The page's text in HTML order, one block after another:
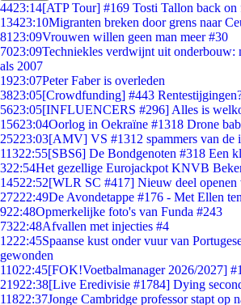
4423:14[ATP Tour] #169 Tosti Tallon back on
13423:10Migranten breken door grens naar
81 23:09Vrouwen willen geen man meer #30
7023:09Techniekles verdwijnt uit onderbouw:
als 2007
1923:07Peter Faber is overleden
3823:05[Crowdfunding] #443
5623:05[INFLUENCERS #296] Alles is
15623:04Oorlog in Oekraïne #1318 Drone
25223:03[AMV] VS #1312 spammers van de
11322:55[SBS6] De Bondgenoten #318 Een
322:54Het gezellige Eurojackpot KNVB
14522:52[WLR SC #417] Nieuw deel openen
27222:49De Avondetappe #176 - Met Ellen
922:48Opmerkelijke foto's van Funda #243
7322:48Afvallen met injecties #4
1222:45Spaanse kust onder vuur van
gewonden
11022:45[FOK!Voetbalmanager 2026/2027]
21922:38[Live Eredivisie #1784] Dying
11822:37Jonge Cambridge professor stapt op